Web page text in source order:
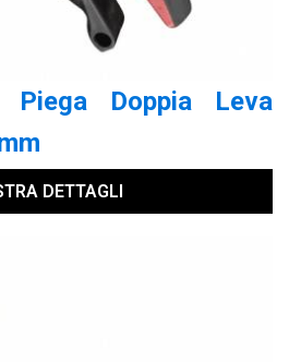
Piega Doppia Leva
DETTAGLI